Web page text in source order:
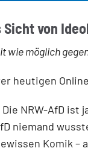
von
wie möglich
heutigen
NRW-AfD ist
niemand
Komik –